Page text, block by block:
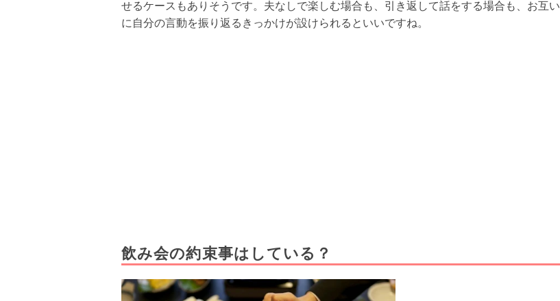
せるケースもありそうです。夫なしで楽しむ場合も、引き返して話をする場合も、お互い
に自分の言動を振り返るきっかけが設けられるといいですね。
飲み会の約束事はしている？